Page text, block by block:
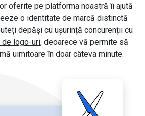
oferite pe platforma noastră îi ajută
o identitate de marcă distinctă
depăși cu ușurință concurenții cu
de logo-uri, deoarece vă permite să
uimitoare în doar câteva minute.